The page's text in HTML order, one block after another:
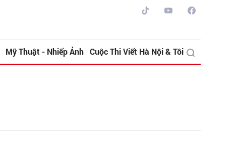
Mỹ Thuật - Nhiếp Ảnh Cuộc Thi Viết Hà Nội & Tôi